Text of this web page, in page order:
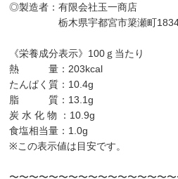
◎製造者：有限会社玉一商店
栃木県宇都宮市簗瀬町
《栄養成分表示》100ｇ当たり
熱 量：203kcal
たんぱく質：10.4g
脂 質：13.1g
炭 水 化 物 ：10.9g
食塩相当量：1.0g
※この表示値は目安です。
〜〜〜〜〜〜〜〜〜〜〜〜〜〜〜〜